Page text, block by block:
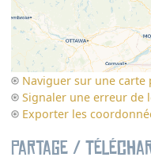
Naviguer sur une carte
Signaler une erreur de
Exporter les
Partage /